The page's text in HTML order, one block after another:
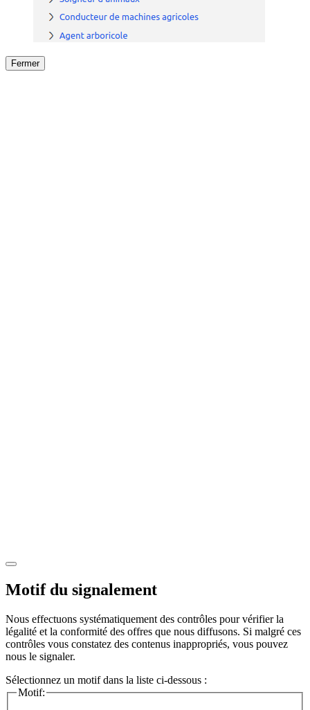
Fermer
Motif du signalement
Nous effectuons systématiquement des contrôles pour vérifier la
légalité et la conformité des offres que nous diffusons. Si malgré ces
contrôles vous constatez des contenus inappropriés, vous pouvez
nous le signaler.
Sélectionnez un motif dans la liste ci-dessous :
Motif: